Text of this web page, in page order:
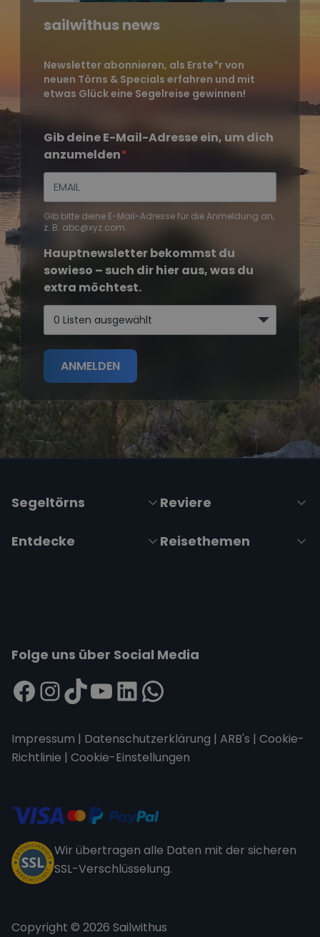
sailwithus news
Newsletter abonnieren, als Erste*r von
neuen Törns & Specials erfahren und mit
etwas Glück eine Segelreise gewinnen!
Gib deine E-Mail-Adresse ein, um dich
anzumelden
Gib bitte deine E-Mail-Adresse für die Anmeldung an,
z. B. abc@xyz.com.
Hauptnewsletter bekommst du
sowieso – such dir hier aus, was du
extra möchtest.
0 Listen ausgewählt
ANMELDEN
Segeltörns Reviere
Entdecke Reisethemen
Folge uns über Social Media
Impressum | Datenschutzerklärung | ARB's | Cookie-
Richtlinie | Cookie-Einstellungen
Wir übertragen alle Daten mit der sicheren
SSL-Verschlüsselung.
Copyright © 2026 Sailwithus